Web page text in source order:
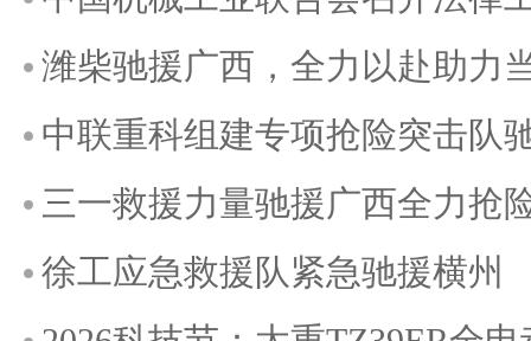
潍柴驰援广西，全力以赴助力
中联重科组建专项抢险突击队
三一救援力量驰援广西全力抢
徐工应急救援队紧急驰援横州